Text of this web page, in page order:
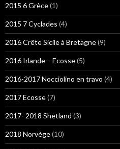
2015 6 Grèce(1)
2015 7 Cyclades (4)
2016 Crête Sicile à Bretagne(9)
2016 Irlande – Ecosse(5)
2016-2017 Nocciolino en travo (4)
2017 Ecosse(7)
2017- 2018 Shetland (3)
2018 Norvège(10)